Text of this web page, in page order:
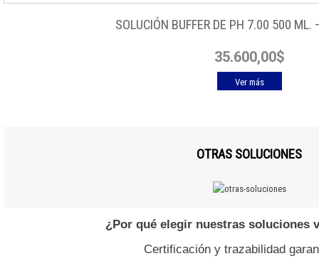
SOLUCIÓN BUFFER DE PH 7.00 500 ML.
35.600,00$
Ver más
OTRAS SOLUCIONES
¿Por qué elegir nuestras soluciones
Certificación y trazabilidad